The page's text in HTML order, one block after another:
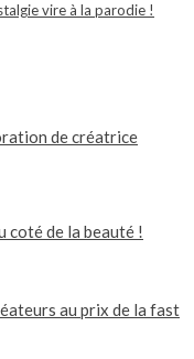
vire à la parodie !
de créatrice
coté de la beauté !
au prix de la fast